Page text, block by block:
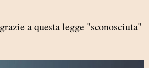
a questa legge "sconosciuta"